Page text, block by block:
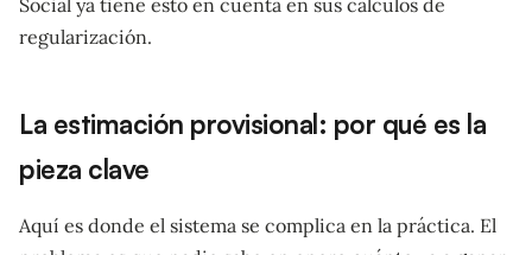
regularización.
La estimación provisional: por qué es la
pieza clave
Aquí es donde el sistema se complica en la práctica. El